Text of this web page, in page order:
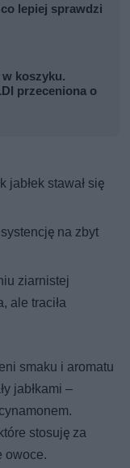
lepiej sprawdzi
koszyku.
przeceniona o
jabłek stawał się
na zbyt
ziarnistej
ale traciła
smaku i aromatu
jabłkami –
stosuję za
owoce.